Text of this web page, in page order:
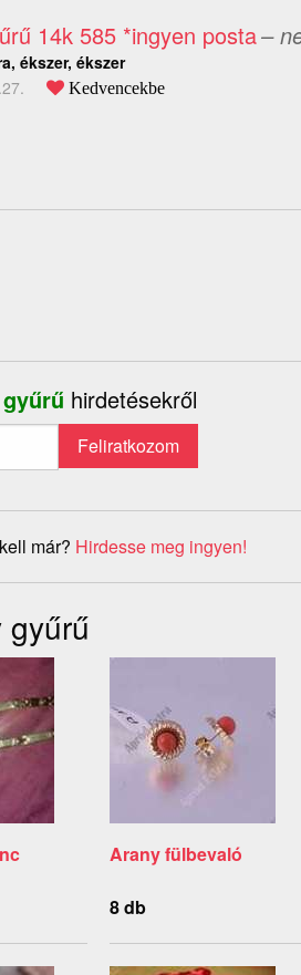
14k 585 *ingyen posta–
ékszer, ékszer
Kedvencekbe
hirdetésekről
már? Hirdesse meg ingyen!
gyűrű
Arany fülbevaló
8 db